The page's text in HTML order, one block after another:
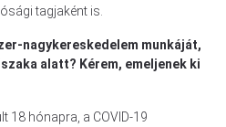
tagjaként is.
nagykereskedelem munkáját,
alatt? Kérem, emeljenek ki
18 hónapra, a COVID-19